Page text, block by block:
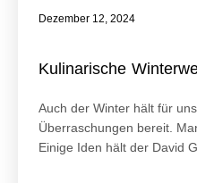
Dezember 12, 2024
Kulinarische
Auch der Winter hält für
Überraschungen bereit.
Einige Iden hält der David